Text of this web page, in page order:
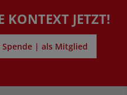
KONTEXT JETZT!
| als Mitglied